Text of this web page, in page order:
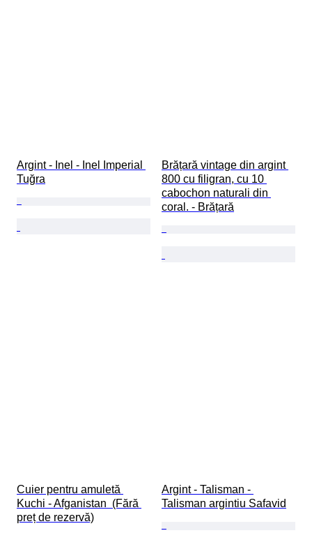
Argint - Inel - Inel Imperial
Tuğra
Brățară vintage din argint
800 cu filigran, cu 10
cabochon naturali din
coral. - Brățară
Cuier pentru amuletă
Kuchi - Afganistan  (Fără
preț de rezervă)
Argint - Talisman -
Talisman argintiu Safavid